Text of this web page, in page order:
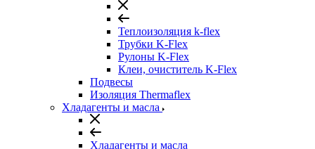
Теплоизоляция k-flex
Трубки K-Flex
Рулоны K-Flex
Клеи, очиститель K-Flex
Подвесы
Изоляция Thermaflex
Хладагенты и масла
Хладагенты и масла